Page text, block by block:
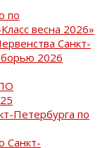
по
весна 2026»
Санкт-
2026
Петербурга по
Санкт-